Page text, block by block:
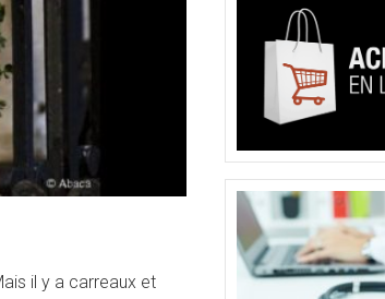
il y a carreaux et